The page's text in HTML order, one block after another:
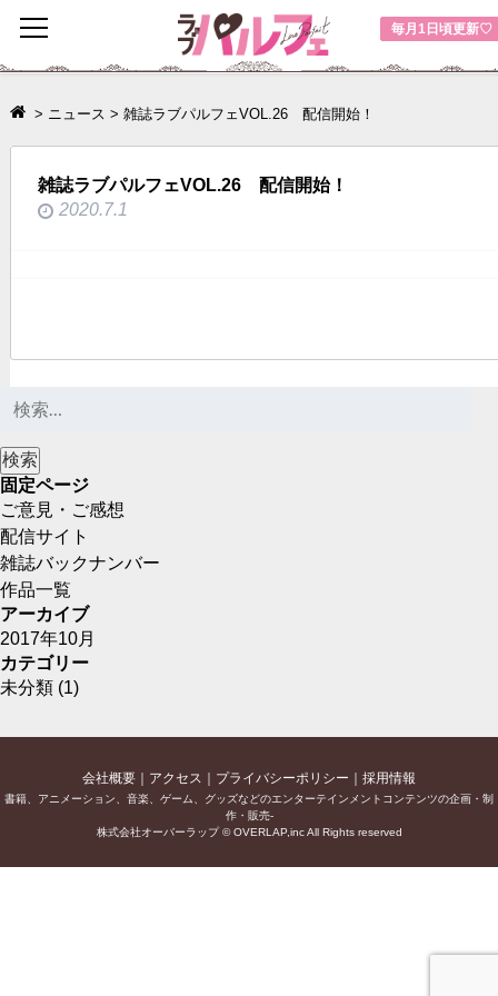
毎月1日頃更新♡
toggle
navigation
> ニュース > 雑誌ラブパルフェVOL.26 配信開始！
雑誌ラブパルフェVOL.26 配信開始！
2020.7.1
固定ページ
ご意見・ご感想
配信サイト
雑誌バックナンバー
作品一覧
アーカイブ
2017年10月
カテゴリー
未分類 (1)
会社概要 アクセス プライバシーポリシー 採用情報
書籍、アニメーション、音楽、ゲーム、グッズなどのエンターテインメントコンテンツの企画・制
作・販売-
株式会社オーバーラップ © OVERLAP,inc All Rights reserved